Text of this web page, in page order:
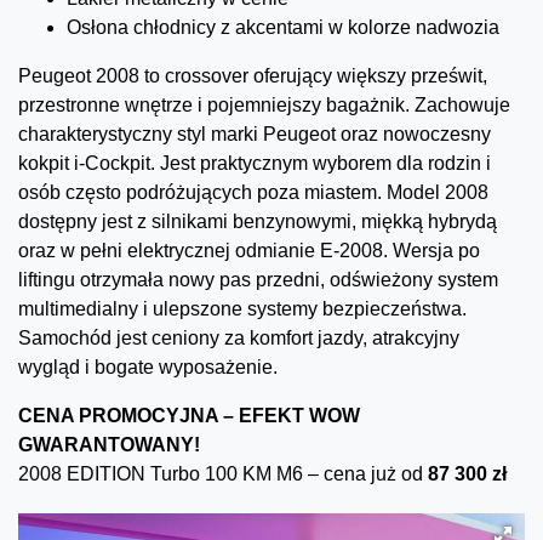
Osłona chłodnicy z akcentami w kolorze nadwozia
Peugeot 2008 to crossover oferujący większy prześwit,
przestronne wnętrze i pojemniejszy bagażnik. Zachowuje
charakterystyczny styl marki Peugeot oraz nowoczesny
kokpit i-Cockpit. Jest praktycznym wyborem dla rodzin i
osób często podróżujących poza miastem. Model 2008
dostępny jest z silnikami benzynowymi, miękką hybrydą
oraz w pełni elektrycznej odmianie E-2008. Wersja po
liftingu otrzymała nowy pas przedni, odświeżony system
multimedialny i ulepszone systemy bezpieczeństwa.
Samochód jest ceniony za komfort jazdy, atrakcyjny
wygląd i bogate wyposażenie.
CENA PROMOCYJNA – EFEKT WOW
GWARANTOWANY!
2008 EDITION Turbo 100 KM M6 – cena już od 87 300 zł